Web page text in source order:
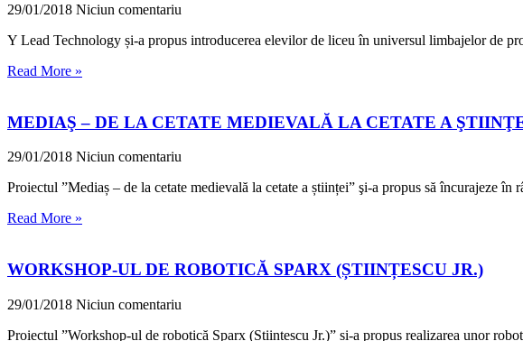
29/01/2018 Niciun comentariu
Y Lead Technology și-a propus introducerea elevilor de liceu în universul limbajelor de
Read More »
MEDIAŞ – DE LA CETATE MEDIEVALĂ LA CETATE A
29/01/2018 Niciun comentariu
Proiectul ”Mediaș – de la cetate medievală la cetate a științei” şi-a propus să încurajeze
Read More »
WORKSHOP-UL DE ROBOTICĂ SPARX (ȘTIINȚESCU JR.)
29/01/2018 Niciun comentariu
Proiectul ”Workshop-ul de robotică Sparx (Științescu Jr.)” și-a propus realizarea unor